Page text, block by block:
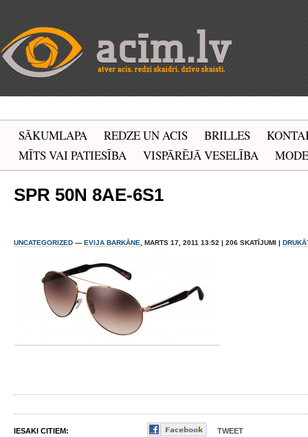
SĀKUMLAPA REDZE UN ACIS BRILLES
MĪTS VAI PATIESĪBA
VISPĀRĒJĀ VESELĪBA MODE
SPR 50N 8AE-6S1
UNCATEGORIZED — EVIJA BARKĀNE , MARTS 17, 2011 13:52 | 206 SKATĪJUMI |
IESAKI CITIEM: TWEET